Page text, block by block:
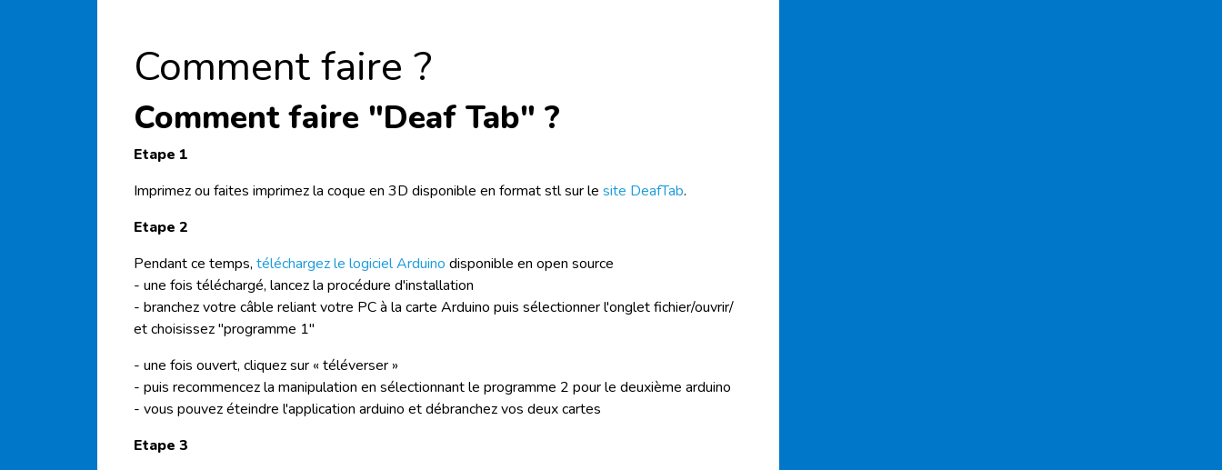
Comment faire ?
Comment faire "Deaf Tab" ?
Etape 1
Imprimez ou faites imprimez la coque en 3D disponible en formatstlsur le site DeafTab.
Etape 2
Pendant ce temps, téléchargez le logiciel Arduino disponible en open source
- une fois téléchargé, lancez la procédure d'installation
- branchez votre câble reliant votre PC à la carte Arduino puis sélectionner l'onglet fichier/ouvrir/
et choisissez "programme 1"
- une fois ouvert, cliquez sur « téléverser »
- puis recommencez la manipulation en sélectionnant le programme 2 pour le deuxième arduino
- vous pouvez éteindre l'application arduino et débranchez vos deuxcartes
Etape 3